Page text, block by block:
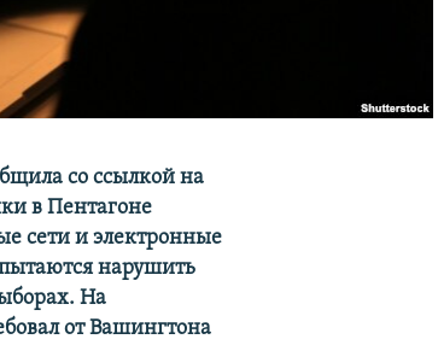
со ссылкой на
в Пентагоне
сети и электронные
нарушить
На
от Вашингтона